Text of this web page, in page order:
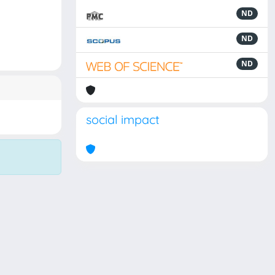
ND
ND
ND
social impact